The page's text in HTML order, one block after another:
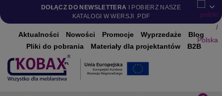
DOŁĄCZ DO NEWSLETTERA I POBIERZ NASZE
KATALOGI W WERSJI .PDF
Aktualności Nowości Promocje Wyprzedaże
Blog
Pliki do pobrania
Materiały dla projektantów B2B